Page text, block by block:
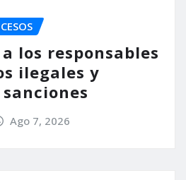
los responsables
ilegales y
Ago 7, 2026